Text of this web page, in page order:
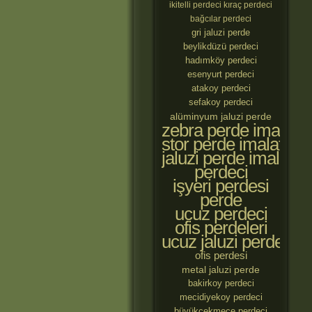
ikitelli perdeci kıraç perdeci
bağcılar perdeci
gri jaluzi perde
beylikdüzü perdeci
hadımköy perdeci
esenyurt perdeci
atakoy perdeci
sefakoy perdeci
alüminyum jaluzi perde
zebra perde
stor perde imalatçıları
jaluzi perde
perdeci
işyeri perdesi
perde
ucuz perdeci
ofis perdeleri
ucuz jaluzi perde
ofis perdesi
metal jaluzi perde
bakirkoy perdeci
mecidiyekoy perdeci